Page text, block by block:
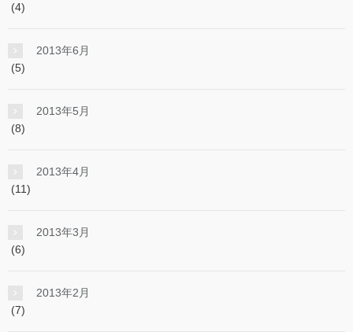
(4)
2013年6月
(5)
2013年5月
(8)
2013年4月
(11)
2013年3月
(6)
2013年2月
(7)